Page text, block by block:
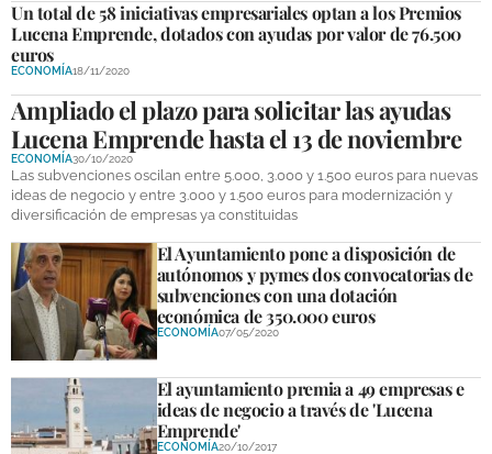
Un total de 58 iniciativas empresariales optan a los Premios
Lucena Emprende, dotados con ayudas por valor de 76.500
euros
ECONOMÍA18/11/2020
Ampliado el plazo para solicitar las ayudas
Lucena Emprende hasta el 13 de noviembre
ECONOMÍA30/10/2020
Las subvenciones oscilan entre 5.000, 3.000 y 1.500 euros para nuevas
ideas de negocio y entre 3.000 y 1.500 euros para modernización y
diversificación de empresas ya constituidas
El Ayuntamiento pone a disposición de
autónomos y pymes dos convocatorias de
subvenciones con una dotación
económica de 350.000 euros
ECONOMÍA07/05/2020
El ayuntamiento premia a 49 empresas e
ideas de negocio a través de 'Lucena
Emprende'
ECONOMÍA20/10/2017